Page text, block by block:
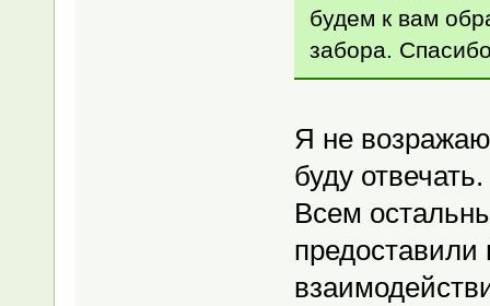
будем к вам
забора.
Я не
буду отвечать.
Всем
предоставили